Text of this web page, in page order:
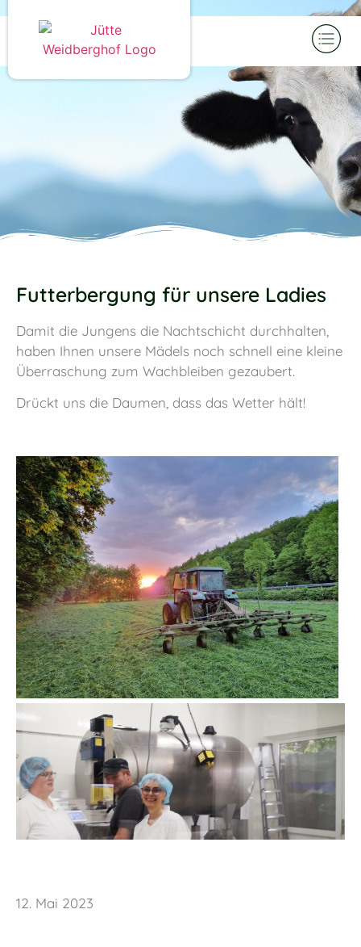
Futterbergung für unsere Ladies
Damit die Jungens die Nachtschicht durchhalten,
haben Ihnen unsere Mädels noch schnell eine kleine
Überraschung zum Wachbleiben gezaubert.
Drückt uns die Daumen, dass das Wetter hält!
12. Mai 2023